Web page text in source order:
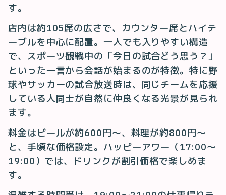
す。
店内は約105席の広さで、カウンター席とハイテ
ーブルを中心に配置。一人でも入りやすい構造
で、スポーツ観戦中の「今日の試合どう思う？」
といった一言から会話が始まるのが特徴。特に野
球やサッカーの試合放送時は、同じチームを応援
している人同士が自然に仲良くなる光景が見られ
ます。
料金はビールが約600円〜、料理が約800円〜
と、手頃な価格設定。ハッピーアワー（17:00〜
19:00）では、ドリンクが割引価格で楽しめま
す。